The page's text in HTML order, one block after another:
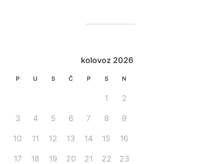
kolovoz 2026
P U S Č P S N
1 2
3 4 5 6 7 8 9
10 11 12 13 14 15 16
17 18 19 20 21 22 23